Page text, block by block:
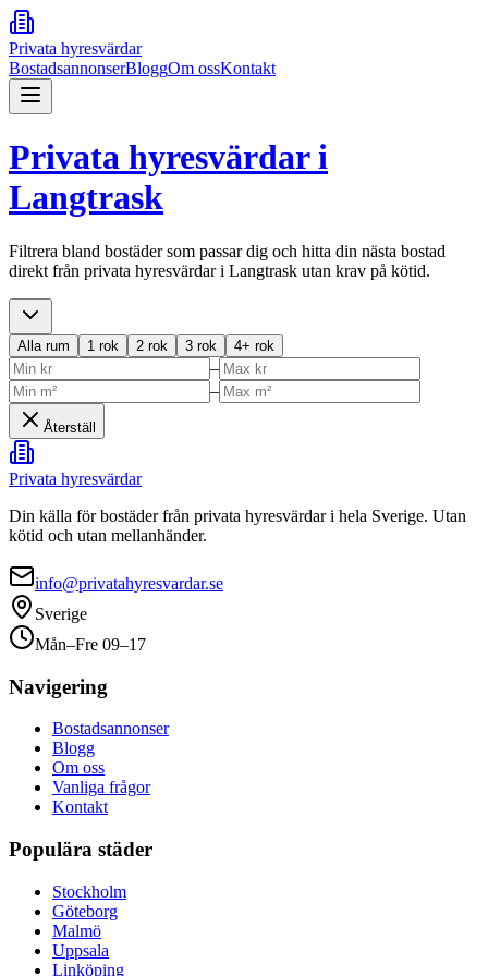
Privata hyresvärdar
BostadsannonserBloggOm ossKontakt
Privata hyresvärdar i
Langtrask
Filtrera bland bostäder som passar dig och hitta din nästa bostad
direkt från privata hyresvärdar i Langtrask utan krav på kötid.
Alla rum 1 rok 2 rok 3 rok 4+ rok
–
–
Återställ
Privata hyresvärdar
Din källa för bostäder från privata hyresvärdar i hela Sverige. Utan
kötid och utan mellanhänder.
info@privatahyresvardar.se
Sverige
Mån–Fre 09–17
Navigering
Bostadsannonser
Blogg
Om oss
Vanliga frågor
Kontakt
Populära städer
Stockholm
Göteborg
Malmö
Uppsala
Linköping